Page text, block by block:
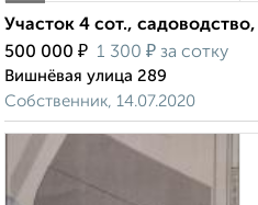
Участок 4 сот.,
500 000 ₽ 1 300 ₽ за сотку
Вишнёвая улица 289
Собственник, 14.07.2020